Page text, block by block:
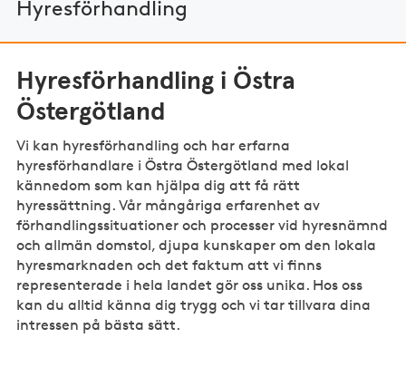
Hyres­för­handling
Hyresförhandling i Östra
Östergötland
Vi kan hyresförhandling och har erfarna
hyresförhandlare i Östra Östergötland med lokal
kännedom som kan hjälpa dig att få rätt
hyressättning. Vår mångåriga erfarenhet av
förhandlingssituationer och processer vid hyresnämnd
och allmän domstol, djupa kunskaper om den lokala
hyresmarknaden och det faktum att vi finns
representerade i hela landet gör oss unika. Hos oss
kan du alltid känna dig trygg och vi tar tillvara dina
intressen på bästa sätt.